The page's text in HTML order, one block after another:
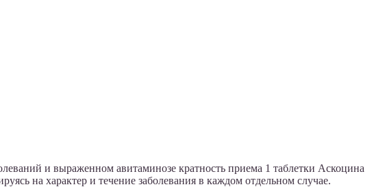
и выраженном авитаминозе кратность приема 1 таблетки Аскоцина
на характер и течение заболевания в каждом отдельном случае.